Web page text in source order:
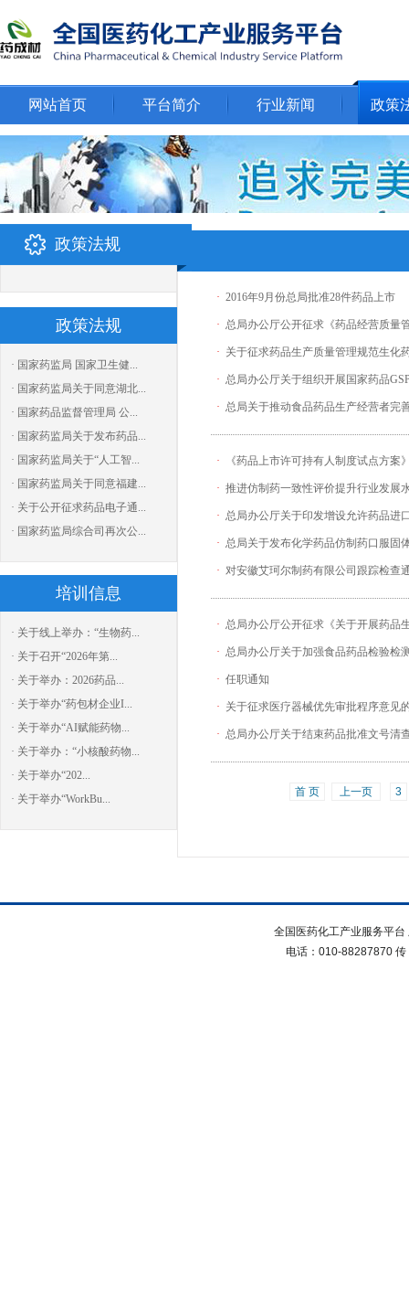
网站首页 平台简介 行业新闻 政策
政策法规
政策法规
· 国家药监局 国家卫生健...
· 国家药监局关于同意湖北...
· 国家药品监督管理局 公...
· 国家药监局关于发布药品...
· 国家药监局关于“人工智...
· 国家药监局关于同意福建...
· 关于公开征求药品电子通...
· 国家药监局综合司再次公...
培训信息
· 关于线上举办：“生物药...
· 关于召开“2026年第...
· 关于举办：2026药品...
· 关于举办“药包材企业I...
· 关于举办“AI赋能药物...
· 关于举办：“小核酸药物...
· 关于举办“202...
· 关于举办“WorkBu...
· 2016年9月份总局批准28件药品上市
· 总局办公厅公开征求《药品经营质量
· 关于征求药品生产质量管理规范生化
· 总局办公厅关于组织开展国家药品
· 总局关于推动食品药品生产经营者完
· 《药品上市许可持有人制度试点方案
· 推进仿制药一致性评价提升行业发
· 总局办公厅关于印发增设允许药品进
· 总局关于发布化学药品仿制药口服固
· 对安徽艾珂尔制药有限公司跟踪检查
· 总局办公厅公开征求《关于开展药品
· 总局办公厅关于加强食品药品检验检
· 任职通知
· 关于征求医疗器械优先审批程序意见
· 总局办公厅关于结束药品批准文号清
首 页 上一页 3
全国医药化工产业服务平
电话：010-88287870